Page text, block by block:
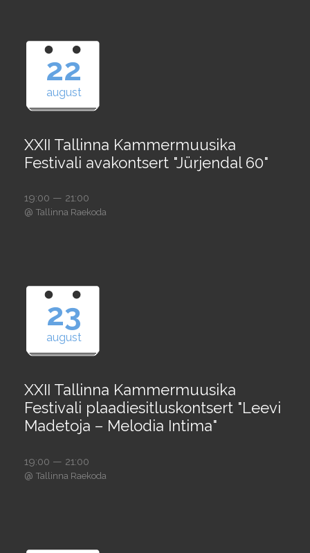
22
august
XXII Tallinna Kammermuusika
Festivali avakontsert "Jürjendal 60"
19:00 — 21:00
@ Tallinna Raekoda
23
august
XXII Tallinna Kammermuusika
Festivali plaadiesitluskontsert "Leevi
Madetoja – Melodia Intima"
19:00 — 21:00
@ Tallinna Raekoda